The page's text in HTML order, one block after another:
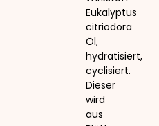
Eukalyptus
citriodora
Öl,
hydratisiert,
cyclisiert.
Dieser
wird
aus